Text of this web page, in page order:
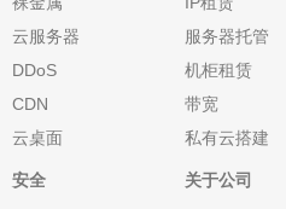
云服务器
DDoS
CDN
云桌面
服务器托管
机柜租赁
带宽
私有云搭建
安全 关于公司